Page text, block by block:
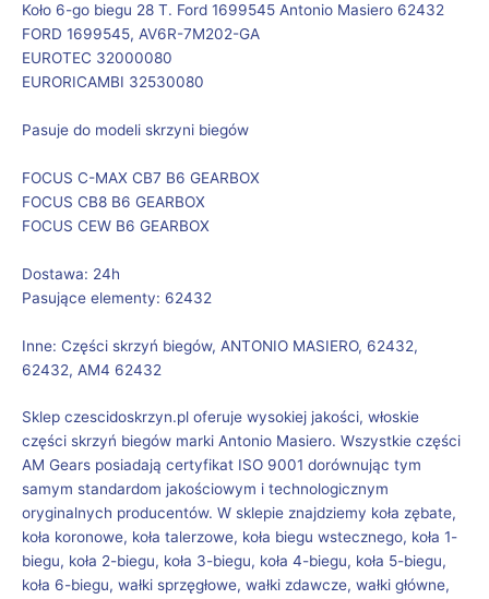
Koło 6-go biegu 28 T. Ford 1699545 Antonio Masiero 62432
FORD 1699545, AV6R-7M202-GA
EUROTEC 32000080
EURORICAMBI 32530080
Pasuje do modeli skrzyni biegów
FOCUS C-MAX CB7 B6 GEARBOX
FOCUS CB8 B6 GEARBOX
FOCUS CEW B6 GEARBOX
Dostawa: 24h
Pasujące elementy: 62432
Inne: Części skrzyń biegów, ANTONIO MASIERO, 62432,
62432, AM4 62432
Sklep czescidoskrzyn.pl oferuje wysokiej jakości, włoskie
części skrzyń biegów marki Antonio Masiero. Wszystkie części
AM Gears posiadają certyfikat ISO 9001 dorównując tym
samym standardom jakościowym i technologicznym
oryginalnych producentów. W sklepie znajdziemy koła zębate,
koła koronowe, koła talerzowe, koła biegu wstecznego, koła 1-
biegu, koła 2-biegu, koła 3-biegu, koła 4-biegu, koła 5-biegu,
koła 6-biegu, wałki sprzęgłowe, wałki zdawcze, wałki główne,